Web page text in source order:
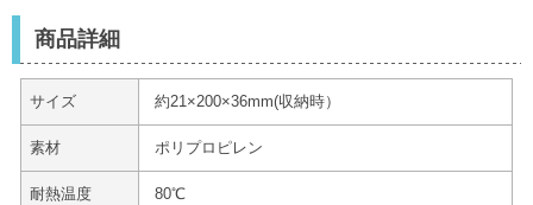
商品詳細
サイズ 約21×200×36mm(収納時）
素材 ポリプロピレン
耐熱温度 80℃